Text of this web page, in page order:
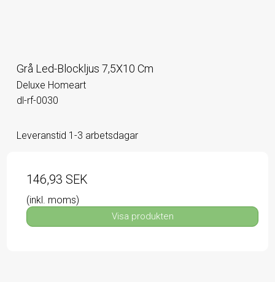
Grå Led-Blockljus 7,5X10 Cm
Deluxe Homeart
dl-rf-0030
Leveranstid 1-3 arbetsdagar
146,93 SEK
(inkl. moms)
Visa produkten